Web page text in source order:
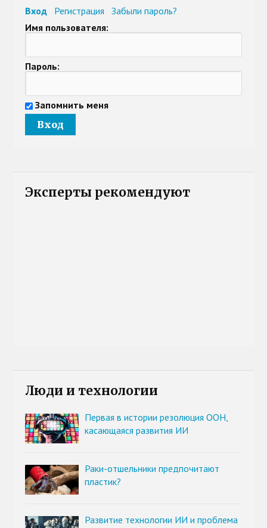
Вход Регистрация
Забыли пароль?
Имя пользователя:
Пароль:
Запомнить меня
Эксперты рекомендуют
Люди и технологии
Первая в истории резолюция ООН,
касающаяся развития ИИ
Раки-отшельники предпочитают
пластик?
Развитие технологии ИИ и проблема